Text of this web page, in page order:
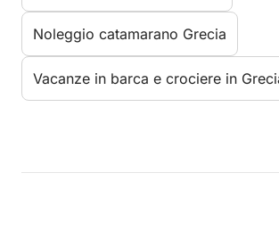
Noleggio catamarano Grecia
Vacanze in barca e crociere in